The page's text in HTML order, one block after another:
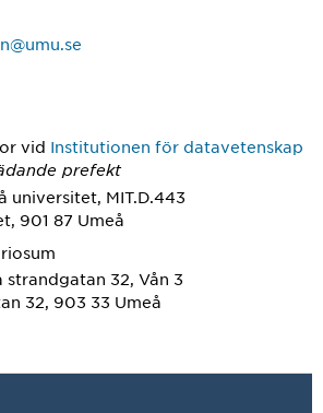
vid Institutionen för datavetenskap
prefekt
universitet, MIT.D.443
901 87 Umeå
strandgatan 32, Vån 3
32, 903 33 Umeå